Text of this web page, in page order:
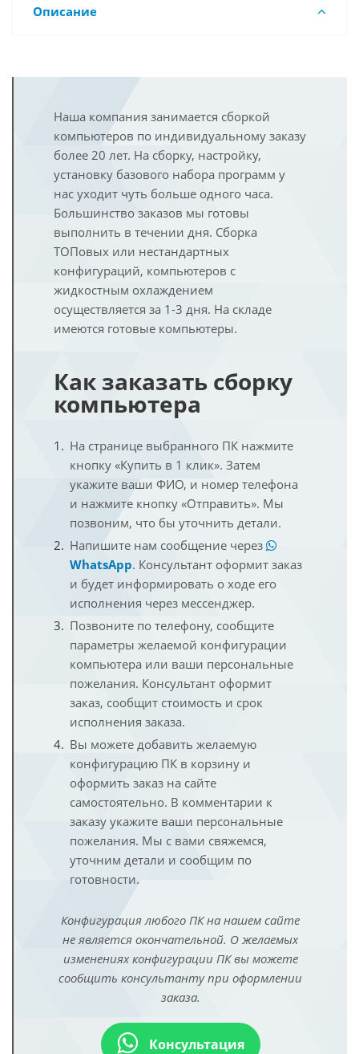
Описание
Наша компания занимается сборкой
компьютеров по индивидуальному заказу
более 20 лет. На сборку, настройку,
установку базового набора программ у
нас уходит чуть больше одного часа.
Большинство заказов мы готовы
выполнить в течении дня. Сборка
ТОПовых или нестандартных
конфигураций, компьютеров с
жидкостным охлаждением
осуществляется за 1-3 дня. На складе
имеются готовые компьютеры.
Как заказать сборку
компьютера
На странице выбранного ПК нажмите
кнопку «Купить в 1 клик». Затем
укажите ваши ФИО, и номер телефона
и нажмите кнопку «Отправить». Мы
позвоним, что бы уточнить детали.
Напишите нам сообщение через
WhatsApp. Консультант оформит заказ
и будет информировать о ходе его
исполнения через мессенджер.
Позвоните по телефону, сообщите
параметры желаемой конфигурации
компьютера или ваши персональные
пожелания. Консультант оформит
заказ, сообщит стоимость и срок
исполнения заказа.
Вы можете добавить желаемую
конфигурацию ПК в корзину и
оформить заказ на сайте
самостоятельно. В комментарии к
заказу укажите ваши персональные
пожелания. Мы с вами свяжемся,
уточним детали и сообщим по
готовности.
Конфигурация любого ПК на нашем сайте
не является окончательной. О желаемых
изменениях конфигурации ПК вы можете
сообщить консультанту при оформлении
заказа.
Консультация